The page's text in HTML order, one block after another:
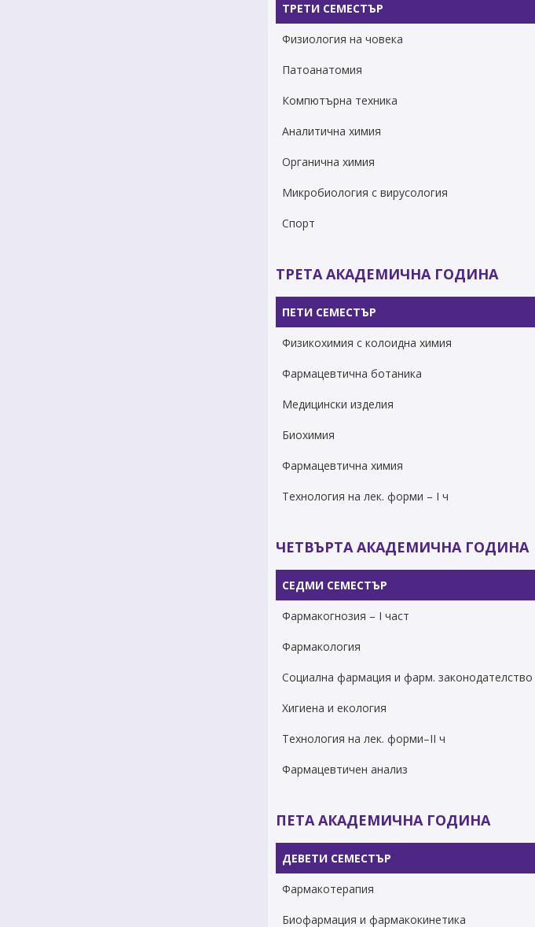
ТРЕТИ СЕМЕСТЪР
Физиология на човека
Патоанатомия
Компютърна техника
Аналитична химия
Органична химия
Микробиология с вирусология
Спорт
ТРЕТА АКАДЕМИЧНА ГОДИНА
ПЕТИ СЕМЕСТЪР
Физикохимия с колоидна химия
Фармацевтична ботаника
Медицински изделия
Биохимия
Фармацевтична химия
Технология на лек. форми – І ч
ЧЕТВЪРТА АКАДЕМИЧНА ГОДИНА
СЕДМИ СЕМЕСТЪР
Фармакогнозия – І част
Фармакология
Социална фармация и фарм. законодателство
Хигиена и екология
Технология на лек. форми–ІI ч
Фармацевтичен анализ
ПЕТА АКАДЕМИЧНА ГОДИНА
ДЕВЕТИ СЕМЕСТЪР
Фармакотерапия
Биофармация и фармакокинетика